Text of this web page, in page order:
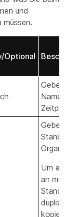
und
Optional
Geben
Geben
Um
an